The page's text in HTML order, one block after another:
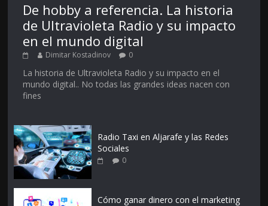
De hobby a referencia. La historia
de Ultravioleta Radio y su impacto
en el mundo digital
Dimitar Kostadinov 0
La historia de Ultravioleta Radio y su impacto en el
mundo digital.. No todas las grandes ideas nacen con
fines
Radio Taxi en Aljarafe y las Redes
Sociales
0
Cómo ganar dinero con el marketing